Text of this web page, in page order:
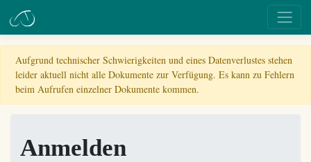
Aufgrund technischer Schwierigkeiten und eines Datenverlustes stehen
leider aktuell nicht alle Dokumente zur Verfügung. Es kann zu Fehlern
beim Aufrufen einzelner Dokumente kommen.
Anmelden